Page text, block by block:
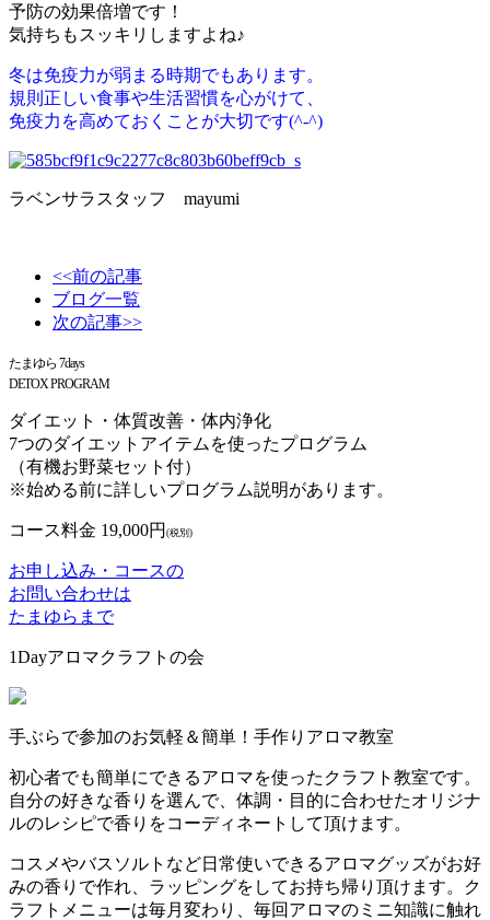
予防の効果倍増です！
気持ちもスッキリしますよね♪
冬は免疫力が弱まる時期でもあります。
規則正しい食事や生活習慣を心がけて、
免疫力を高めておくことが大切です(^-^)
ラベンサラスタッフ mayumi
<<前の記事
ブログ一覧
次の記事>>
たまゆら 7days
DETOX PROGRAM
ダイエット・体質改善・体内浄化
7つのダイエットアイテムを使ったプログラム
（有機お野菜セット付）
※始める前に詳しいプログラム説明があります。
コース料金 19,000円 (税別)
お申し込み・コースの
お問い合わせは
たまゆらまで
1Dayアロマクラフトの会
手ぶらで参加のお気軽＆簡単！手作りアロマ教室
初心者でも簡単にできるアロマを使ったクラフト教室です。
自分の好きな香りを選んで、体調・目的に合わせたオリジナ
ルのレシピで香りをコーディネートして頂けます。
コスメやバスソルトなど日常使いできるアロマグッズがお好
みの香りで作れ、ラッピングをしてお持ち帰り頂けます。ク
ラフトメニューは毎月変わり、毎回アロマのミニ知識に触れ